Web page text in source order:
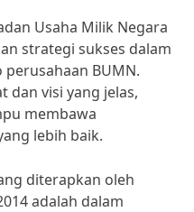
Usaha Milik Negara
strategi sukses dalam
BUMN.
dan visi yang jelas,
membawa
lebih baik.
diterapkan oleh
adalah dalam